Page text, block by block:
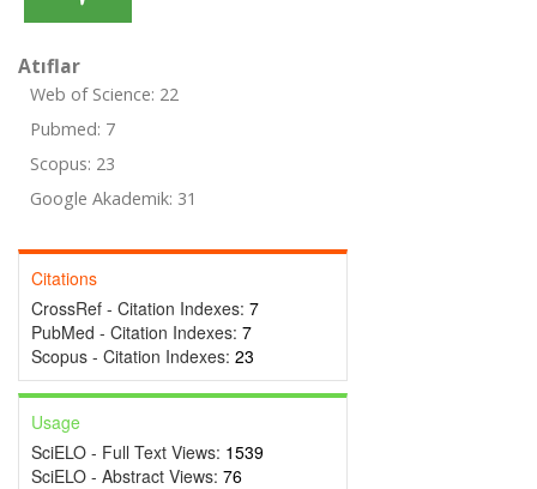
Atıflar
Web of Science: 22
Pubmed: 7
Scopus: 23
Google Akademik: 31
Citations
CrossRef - Citation Indexes: 7
PubMed - Citation Indexes: 7
Scopus - Citation Indexes: 23
Usage
SciELO - Full Text Views: 1539
SciELO - Abstract Views: 76